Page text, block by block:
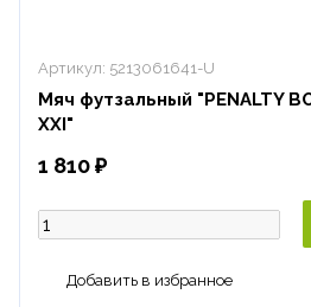
Артикул: 5213061641-U
Мяч футзальный "PENALTY
XXI"
1 810 ₽